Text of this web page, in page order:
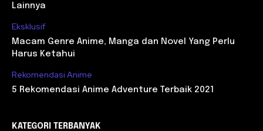
Lainnya
Eksklusif
Macam Genre Anime, Manga dan Novel Yang Perlu
Harus Ketahui
Rekomendasi Anime
5 Rekomendasi Anime Adventure Terbaik 2021
KATEGORI TERBANYAK